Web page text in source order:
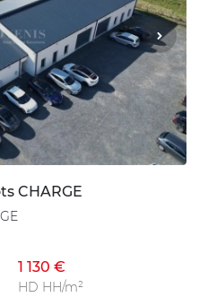
CHARGE
1 130 €
HD HH/m²